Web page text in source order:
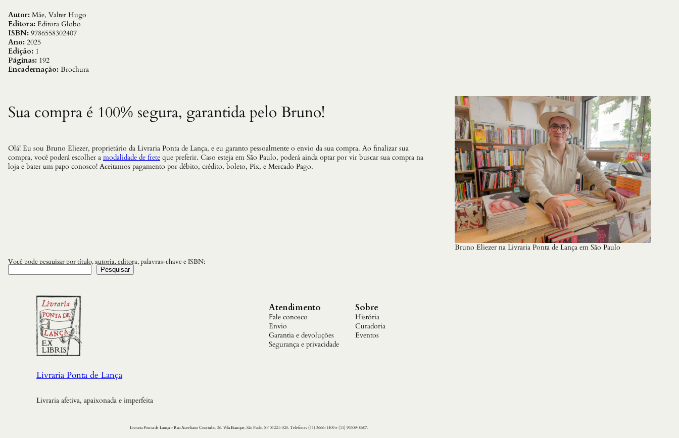
a
Autor: Mãe, Valter Hugo
Editora: Editora Globo
ISBN: 9786558302407
Ano: 2025
Edição: 1
Páginas: 192
Encadernação: Brochura
Sua compra é 100% segura, garantida pelo Bruno!
Olá! Eu sou Bruno Eliezer, proprietário da Livraria Ponta de Lança, e eu garanto pessoalmente o envio da sua compra. Ao finalizar sua
compra, você poderá escolher a modalidade de frete que preferir. Caso esteja em São Paulo, poderá ainda optar por vir buscar sua compra na
loja e bater um papo conosco! Aceitamos pagamento por débito, crédito, boleto, Pix, e Mercado Pago.
Bruno Eliezer na Livraria Ponta de Lança em São Paulo
Você pode pesquisar por título, autoria, editora, palavras-chave e ISBN:
Pesquisar
Livraria Ponta de Lança
Livraria afetiva, apaixonada e imperfeita
Atendimento
Fale conosco
Envio
Garantia e devoluções
Segurança e privacidade
Sobre
História
Curadoria
Eventos
Livraria Ponta de Lança – Rua Aureliano Coutinho, 26. Vila Buarque, São Paulo. SP 01224-020. Telefones (11) 3666-1409 e (11) 93309-8687.